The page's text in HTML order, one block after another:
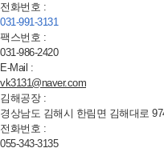
전화번호 :
031-991-3131
팩스번호 :
031-986-2420
E-Mail :
vk3131@naver.com
김해공장 :
경상남도 김해시 한림면 김해대로
전화번호 :
055-343-3135